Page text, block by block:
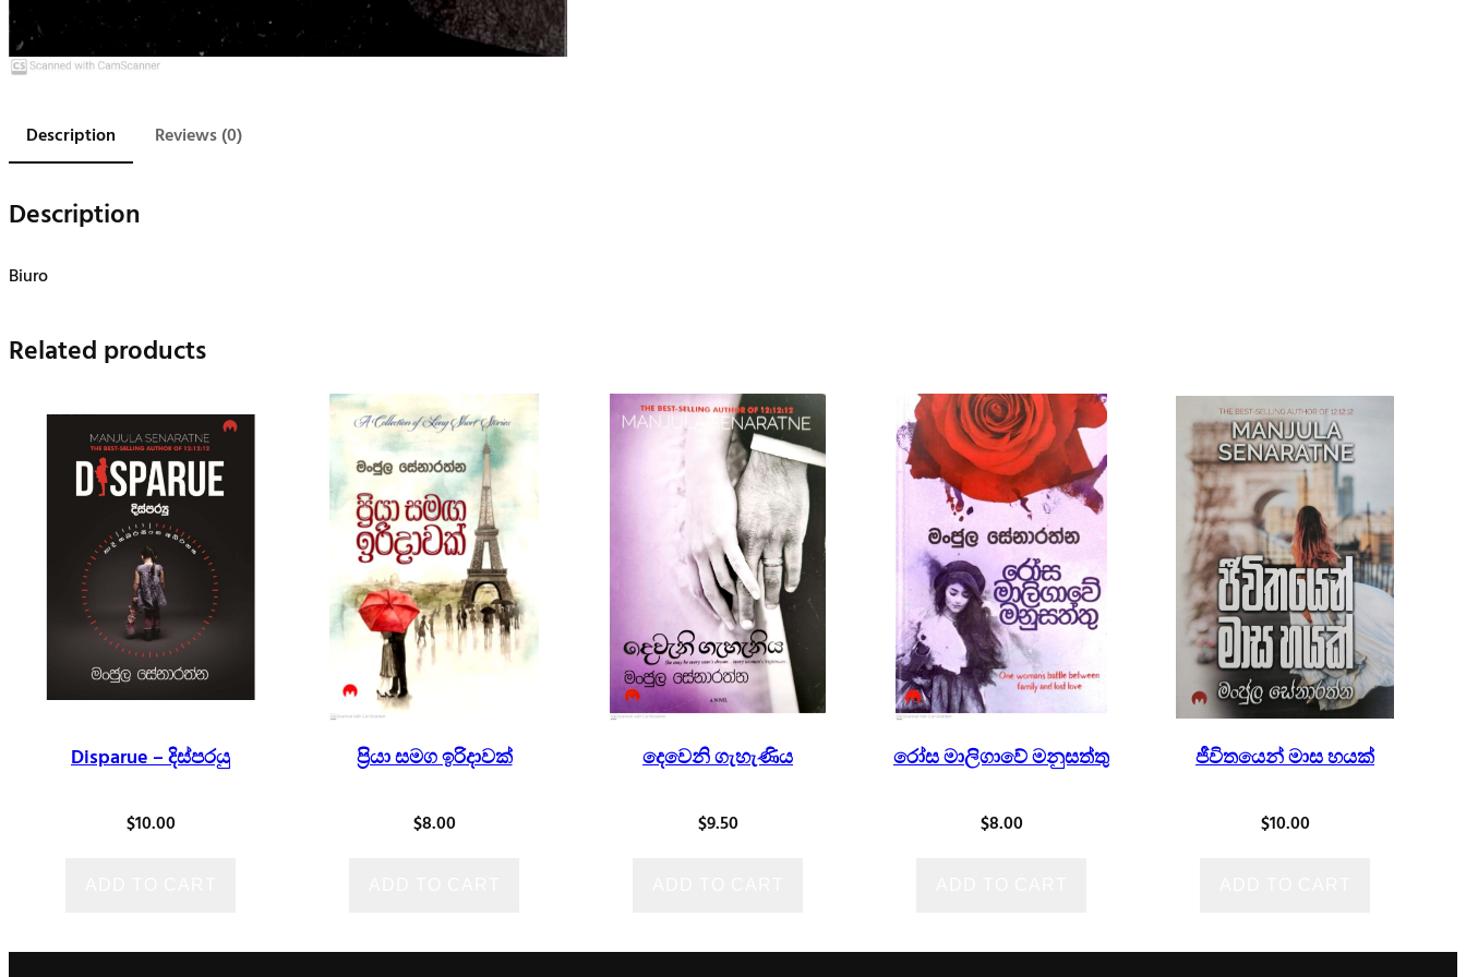
Description Reviews (0)
Description
Biuro
Related products
Disparue – දිස්පරයු
$10.00
ප්‍රියා සමග ඉරිදාවක්
$8.00
දෙවෙනි ගැහැණිය
$9.50
රෝස මාලිගාවේ මනුසත්තු
$8.00
ජීවිතයෙන් මාස හයක්
$10.00